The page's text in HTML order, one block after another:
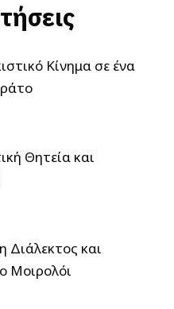
Κίνημα σε ένα
Θητεία και
Διάλεκτος και
Μοιρολόι